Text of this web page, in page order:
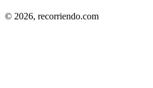
© 2026, recorriendo.com